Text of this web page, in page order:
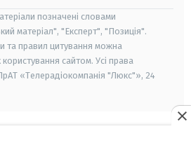
позначені словами
матеріал", "Експерт", "Позиція".
та правил цитування можна
сайтом. Усі права
«Телерадіокомпанія "Люкс"», 24